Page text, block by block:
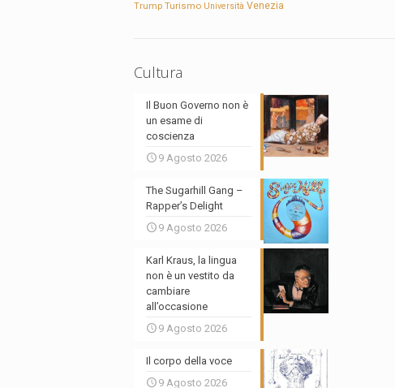
Trump Turismo Università Venezia
Cultura
Il Buon Governo non è
un esame di
coscienza
9 Agosto 2026
The Sugarhill Gang –
Rapper’s Delight
9 Agosto 2026
Karl Kraus, la lingua
non è un vestito da
cambiare
all’occasione
9 Agosto 2026
Il corpo della voce
9 Agosto 2026